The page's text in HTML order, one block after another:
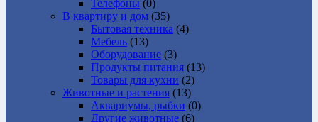
Телефоны (0)
В квартиру и дом (35)
Бытовая техника (4)
Мебель (13)
Оборудование (3)
Продукты питания (13)
Товары для кухни (2)
Животные и растения (13)
Аквариумы, рыбки (0)
Другие животные (6)